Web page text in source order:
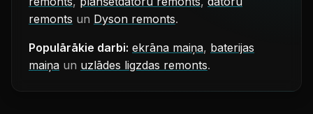
remonts un Dyson remonts.
Populārākie darbi: ekrāna maiņa, baterijas
maiņa un uzlādes ligzdas remonts.